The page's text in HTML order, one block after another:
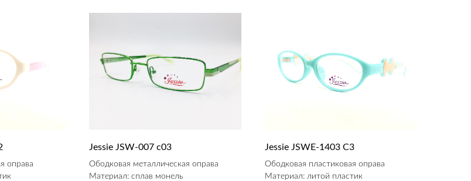
оправа
Jessie JSW-007 c03
Ободковая металлическая оправа
Материал: сплав монель
Jessie JSWE-1403 С3
Ободковая пластиковая оправа
Материал: литой пластик